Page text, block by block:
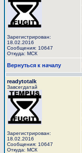
Зарегистрирован:
18.02.2016
Сообщения: 10647
Откуда: МСК
Вернуться к началу
readytotalk
Завсегдатай
Зарегистрирован:
18.02.2016
Сообщения: 10647
Откуда: МСК